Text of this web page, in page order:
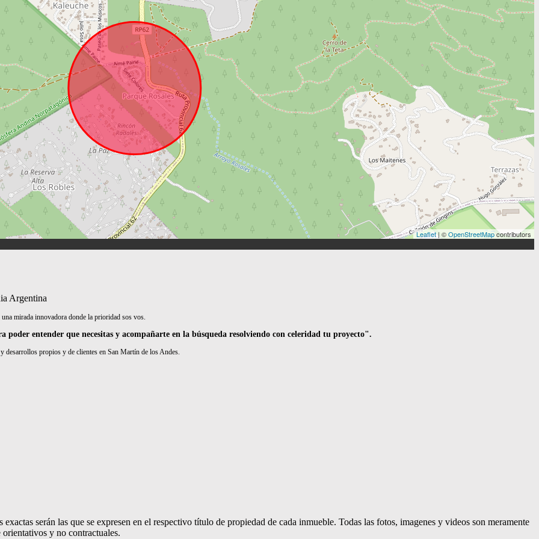
Leaflet| ©OpenStreetMapcontributors
Argentina
mirada innovadora donde la prioridad sos vos.
poder entender que necesitas y acompañarte en la búsqueda resolviendo con celeridad tu proyecto".
desarrollos propios y de clientes en San Martín de los Andes.
serán las que se expresen en el respectivo título de propiedad de cada inmueble. Todas las fotos, imagenes y videos son meramente
y no contractuales.